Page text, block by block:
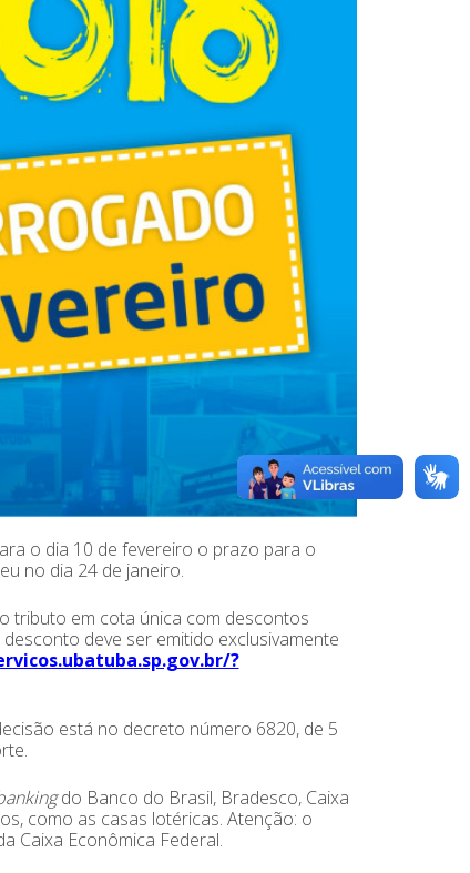
o dia 10 de fevereiro o prazo para o
no dia 24 de janeiro.
tributo em cota única com descontos
deve ser emitido exclusivamente
?
está no decreto número 6820, de 5
do Banco do Brasil, Bradesco, Caixa
como as casas lotéricas. Atenção: o
Caixa Econômica Federal.